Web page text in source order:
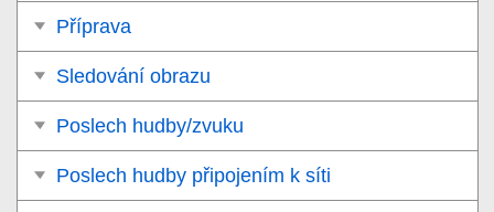
Příprava
Sledování obrazu
Poslech hudby/zvuku
Poslech hudby připojením k síti